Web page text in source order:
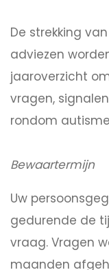
De strekking
adviezen
jaaroverzicht
vragen,
rondom
Bewaartermijn
Uw
gedurende de
vraag. Vragen
maanden